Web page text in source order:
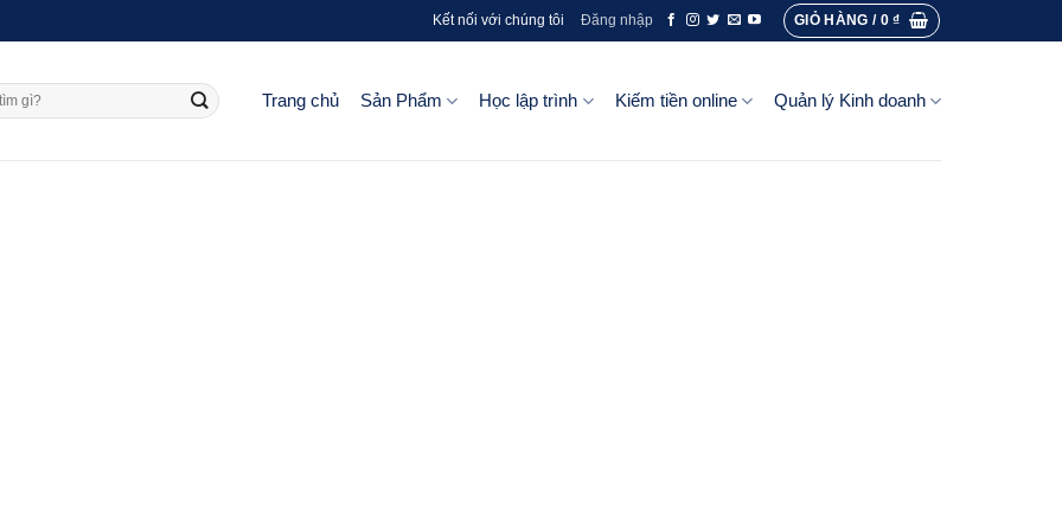
Kết nối với chúng tôi Đăng nhập GIỎ HÀNG / 0₫
Trang chủ Sản Phẩm Học lập trình Kiếm tiền online Quản lý Kinh doanh